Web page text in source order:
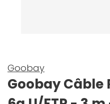
Goobay
Goobay Câble